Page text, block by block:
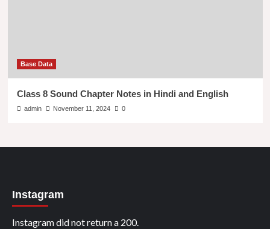
Base Data
Class 8 Sound Chapter Notes in Hindi and English
admin November 11, 2024 0
Instagram
Instagram did not return a 200.